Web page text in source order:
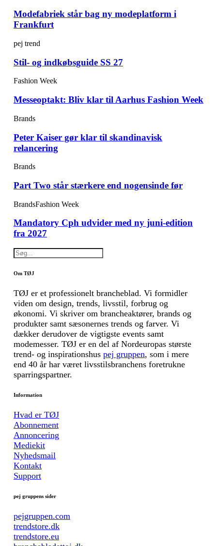
Modefabriek står bag ny modeplatform i
Frankfurt
pej trend
Stil- og indkøbsguide SS 27
Fashion Week
Messeoptakt: Bliv klar til Aarhus Fashion Week
Brands
Peter Kaiser gør klar til skandinavisk
relancering
Brands
Part Two står stærkere end nogensinde før
BrandsFashion Week
Mandatory Cph udvider med ny juni-edition
fra 2027
Om TØJ
TØJ er et professionelt brancheblad. Vi formidler
viden om design, trends, livsstil, forbrug og
økonomi. Vi skriver om brancheaktører, brands og
produkter samt sæsonernes trends og farver. Vi
dækker derudover de vigtigste events samt
modemesser. TØJ er en del af Nordeuropas største
trend- og inspirationshus pej gruppen, som i mere
end 40 år har været livsstilsbranchens foretrukne
sparringspartner.
Information
Hvad er TØJ
Abonnement
Annoncering
Mediekit
Nyhedsmail
Kontakt
Support
pej gruppens sider
pejgruppen.com
trendstore.dk
trendstore.eu